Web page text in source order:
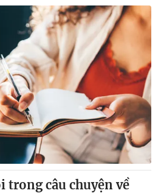
trong câu chuyện về